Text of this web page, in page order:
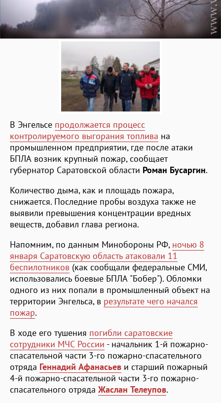
В Энгельсе продолжается процесс
контролируемого выгорания топлива на
промышленном предприятии, где после атаки
БПЛА возник крупный пожар, сообщает
губернатор Саратовской области Роман Бусаргин.
Количество дыма, как и площадь пожара,
снижается. Последние пробы воздуха также не
выявили превышения концентрации вредных
веществ, добавил глава региона.
Напомним, по данным Минобороны РФ, ночью 8
января Саратовскую область атаковали 11
беспилотников (как сообщали федеральные СМИ,
использовались боевые БПЛА "Бобер"). Обломки
одного из них попали в промышленный объект на
территории Энгельса, в результате чего начался
пожар.
В ходе его тушения погибли саратовские
сотрудники МЧС России - начальник 1-й пожарно-
спасательной части 3-го пожарно-спасательного
отряда Геннадий Афанасьев и старший пожарный
4-й пожарно-спасательной части 3-го пожарно-
спасательного отряда Жаслан Телеупов.